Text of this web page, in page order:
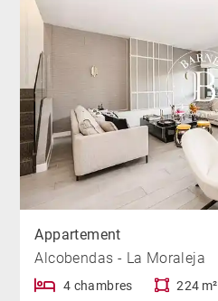
Appartement
Alcobendas - La Moraleja
4 chambres 224 m²